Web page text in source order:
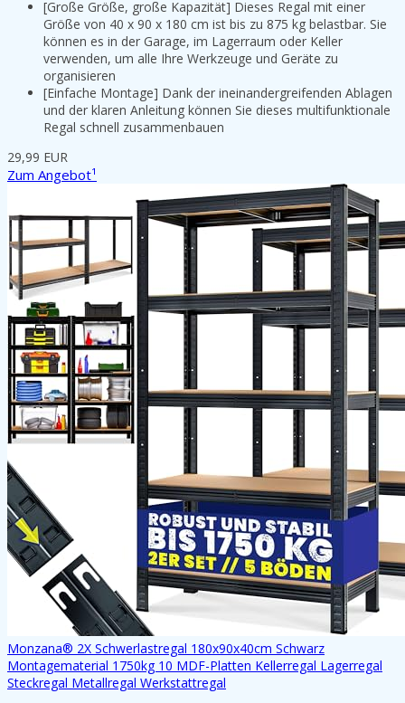
[Große Größe, große Kapazität] Dieses Regal mit einer
Größe von 40 x 90 x 180 cm ist bis zu 875 kg belastbar. Sie
können es in der Garage, im Lagerraum oder Keller
verwenden, um alle Ihre Werkzeuge und Geräte zu
organisieren
[Einfache Montage] Dank der ineinandergreifenden Ablagen
und der klaren Anleitung können Sie dieses multifunktionale
Regal schnell zusammenbauen
29,99 EUR
Zum Angebot¹
Monzana® 2X Schwerlastregal 180x90x40cm Schwarz
Montagematerial 1750kg 10 MDF-Platten Kellerregal Lagerregal
Steckregal Metallregal Werkstattregal